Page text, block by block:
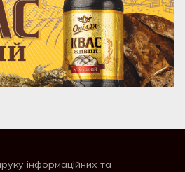
інформаційних та